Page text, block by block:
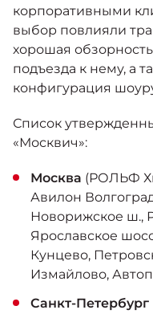
корпоративными
выбор повлияли
хорошая
подъезда к нему, а
конфигурация
Список
«Москвич»:
Москва (РОЛЬФ
Авилон
Новорижское ш.,
Ярославское
Кунцево,
Измайлово,
Санкт-Петербург